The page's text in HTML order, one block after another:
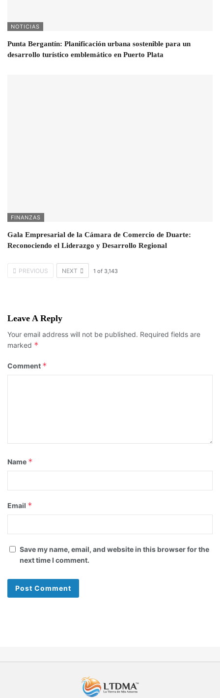
NOTICIAS
Punta Bergantín: Planificación urbana sostenible para un
desarrollo turístico emblemático en Puerto Plata
FINANZAS
Gala Empresarial de la Cámara de Comercio de Duarte:
Reconociendo el Liderazgo y Desarrollo Regional
PREVIOUS NEXT 1 of 3,143
Leave A Reply
Your email address will not be published. Required fields are
marked *
Comment *
Name *
Email *
Save my name, email, and website in this browser for the
next time I comment.